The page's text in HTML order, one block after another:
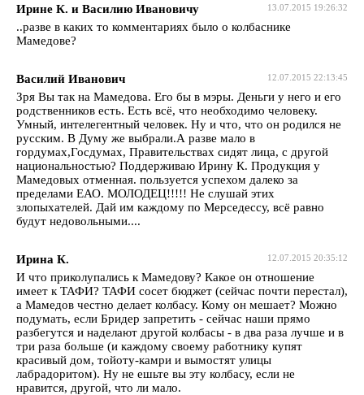
13.07.2015 19:26:32
Ирине К. и Василию Ивановичу
..разве в каких то комментариях было о колбаснике
Мамедове?
12.07.2015 22:13:45
Василий Иванович
Зря Вы так на Мамедова. Его бы в мэры. Деньги у него и его
родственников есть. Есть всё, что необходимо человеку.
Умный, интелегентный человек. Ну и что, что он родился не
русским. В Думу же выбрали.А разве мало в
гордумах,Госдумах, Правительствах сидят лица, с другой
национальностью? Поддерживаю Ирину К. Продукция у
Мамедовых отменная. пользуется успехом далеко за
пределами ЕАО. МОЛОДЕЦ!!!!! Не слушай этих
злопыхателей. Дай им каждому по Мерседессу, всё равно
будут недовольными....
12.07.2015 20:35:12
Ирина К.
И что приколупались к Мамедову? Какое он отношение
имеет к ТАФИ? ТАФИ сосет бюджет (сейчас почти перестал),
а Мамедов честно делает колбасу. Кому он мешает? Можно
подумать, если Бридер запретить - сейчас наши прямо
разбегутся и наделают другой колбасы - в два раза лучше и в
три раза больше (и каждому своему работнику купят
красивый дом, тойоту-камри и вымостят улицы
лабрадоритом). Ну не ешьте вы эту колбасу, если не
нравится, другой, что ли мало.